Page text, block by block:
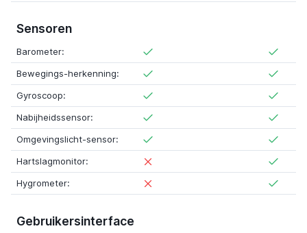
Sensoren
Barometer:
Bewegings-herkenning:
Gyroscoop:
Nabijheidssensor:
Omgevingslicht-sensor:
Hartslagmonitor:
Hygrometer:
Gebruikersinterface